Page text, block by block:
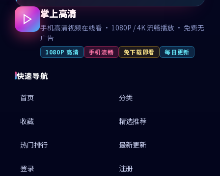
掌上高清
手机高清视频在线看 · 1080P / 4K 流畅播放 · 免费无
广告
1080P 高清 手机流畅 免下载即看 每日更新
快速导航
首页 分类
收藏 精选推荐
热门排行 最新更新
登录 注册